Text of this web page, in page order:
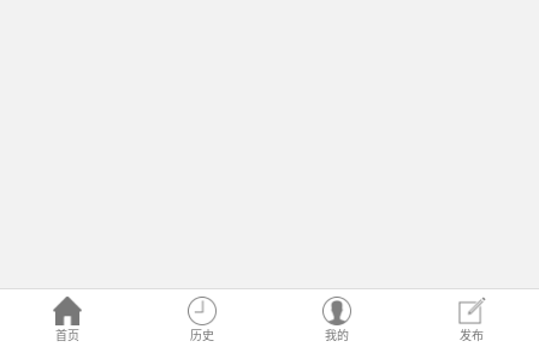
首页 历史 我的 发布